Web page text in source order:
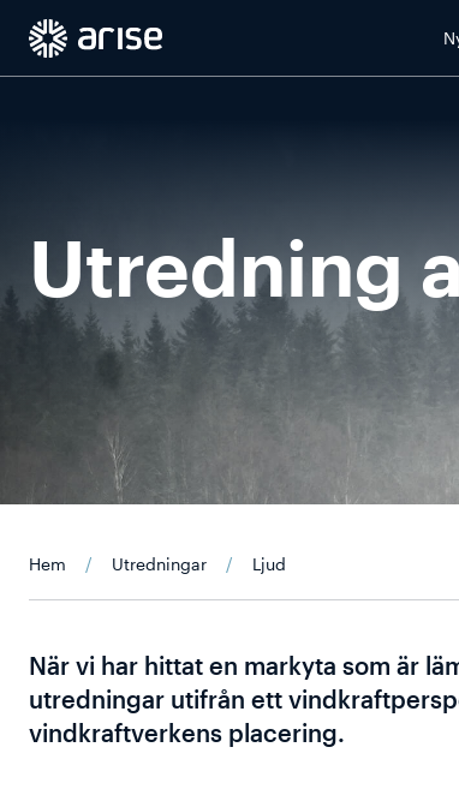
content
Utredning
Hem / Utredningar / Ljud
När vi har hittat en markyta som är
utredningar utifrån ett
vindkraftverkens placering.